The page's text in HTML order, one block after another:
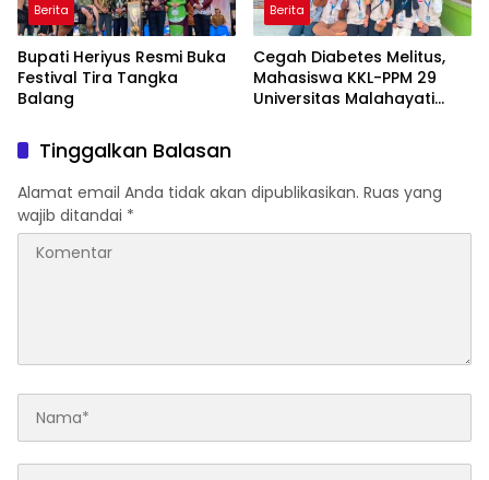
Berita
Bupati Heriyus Resmi Buka
Festival Tira Tangka
Balang
Berita
Cegah Diabetes Melitus,
Mahasiswa KKL-PPM 29
Universitas Malahayati
Kelurahan Banjarsari
Tinggalkan Balasan
Alamat email Anda tidak akan dipublikasikan. Ruas yang
wajib ditandai *